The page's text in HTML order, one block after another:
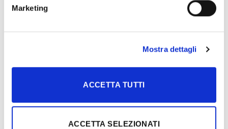
Marketing
Mostra dettagli
ACCETTA TUTTI
ACCETTA SELEZIONATI
La Spina 90° Panna della Mind Collection interpreta un
50 anni di Ideal Legno: una serata per celebrare le nostre
Minimalismo con carattere: il progetto living che valorizza il